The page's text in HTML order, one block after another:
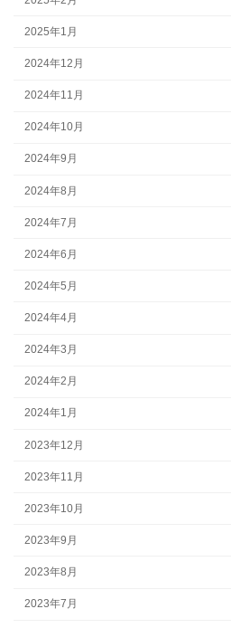
2025年1月
2024年12月
2024年11月
2024年10月
2024年9月
2024年8月
2024年7月
2024年6月
2024年5月
2024年4月
2024年3月
2024年2月
2024年1月
2023年12月
2023年11月
2023年10月
2023年9月
2023年8月
2023年7月